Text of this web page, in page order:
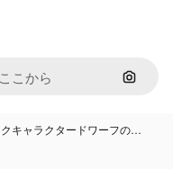
画像で
キャラクタードワーフの…